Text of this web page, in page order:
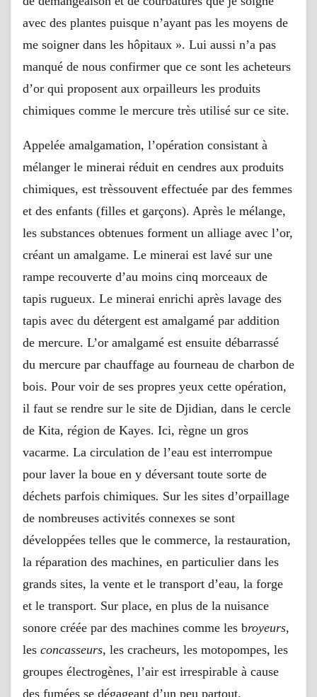
avec des plantes puisque n’ayant pas les moyens de
me soigner dans les hôpitaux ». Lui aussi n’a pas
manqué de nous confirmer que ce sont les acheteurs
d’or qui proposent aux orpailleurs les produits
chimiques comme le mercure très utilisé sur ce site.
Appelée amalgamation, l’opération consistant à
mélanger le minerai réduit en cendres aux produits
chimiques, est trèssouvent effectuée par des femmes
et des enfants (filles et garçons). Après le mélange,
les substances obtenues forment un alliage avec l’or,
créant un amalgame. Le minerai est lavé sur une
rampe recouverte d’au moins cinq morceaux de
tapis rugueux. Le minerai enrichi après lavage des
tapis avec du détergent est amalgamé par addition
de mercure. L’or amalgamé est ensuite débarrassé
du mercure par chauffage au fourneau de charbon de
bois. Pour voir de ses propres yeux cette opération,
il faut se rendre sur le site de Djidian, dans le cercle
de Kita, région de Kayes. Ici, règne un gros
vacarme. La circulation de l’eau est interrompue
pour laver la boue en y déversant toute sorte de
déchets parfois chimiques. Sur les sites d’orpaillage
de nombreuses activités connexes se sont
développées telles que le commerce, la restauration,
la réparation des machines, en particulier dans les
grands sites, la vente et le transport d’eau, la forge
et le transport. Sur place, en plus de la nuisance
sonore créée par des machines comme les broyeurs,
les concasseurs, les cracheurs, les motopompes, les
groupes électrogènes, l’air est irrespirable à cause
des fumées se dégageant d’un peu partout.